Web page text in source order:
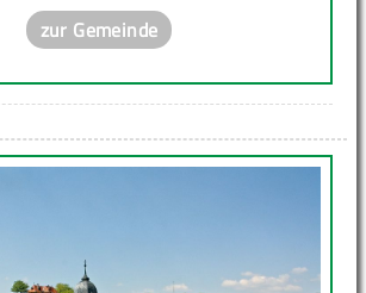
zur Gemeinde